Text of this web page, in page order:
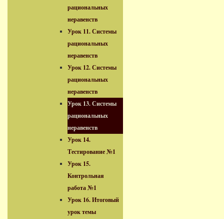
рациональных
неравенств
Урок 11. Системы
рациональных
неравенств
Урок 12. Системы
рациональных
неравенств
Урок 13. Системы
рациональных
неравенств
Урок 14.
Тестирование №1
Урок 15.
Контрольная
работа №1
Урок 16. Итоговый
урок темы